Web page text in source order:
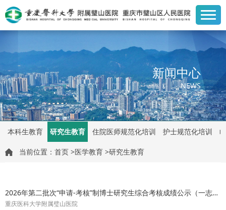
新闻中心
NEWS
本科生教育 研究生教育 住院医师规范化培训 护士规范化培训
当前位置： 首页 >医学教育 >研究生教育
2026年第二批次“申请-考核”制博士研究生综合考核成绩公示（一志愿）
重庆医科大学附属璧山医院